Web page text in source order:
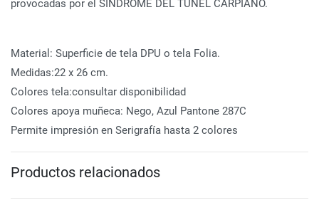
provocadas por el SINDROME DEL TUNEL CARPIANO.
Material: Superficie de tela DPU o tela Folia.
Medidas:22 x 26 cm.
Colores tela:consultar disponibilidad
Colores apoya muñeca: Nego, Azul Pantone 287C
Permite impresión en Serigrafía hasta 2 colores
Productos relacionados